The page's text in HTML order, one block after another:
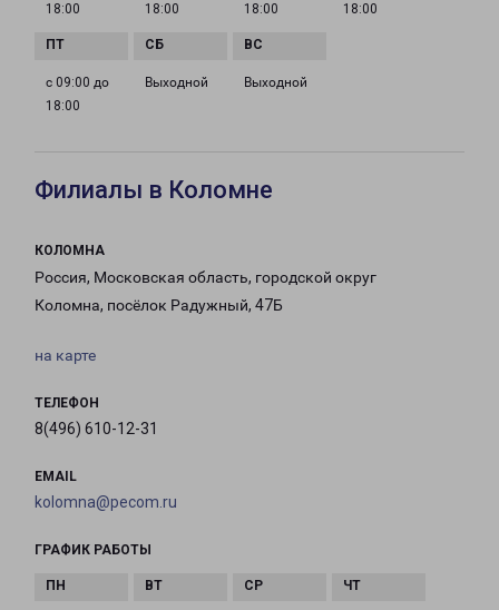
18:00
18:00
18:00
18:00
с 09:00 до
18:00
Выходной Выходной
Филиалы в Коломне
КОЛОМНА
Россия, Московская область, городской округ
Коломна, посёлок Радужный, 47Б
на карте
ТЕЛЕФОН
8(496) 610-12-31
EMAIL
kolomna@pecom.ru
ГРАФИК РАБОТЫ